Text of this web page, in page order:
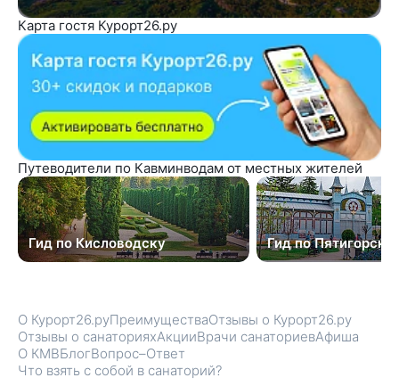
Карта гостя Курорт26.ру
Путеводители по Кавминводам от местных жителей
Гид по Кисловодску Гид по Пятигорску
О Курорт26.руПреимуществаОтзывы о Курорт26.ру
Отзывы о санаторияхАкцииВрачи санаториевАфиша
О КМВБлогВопрос–Ответ
Что взять с собой в санаторий?